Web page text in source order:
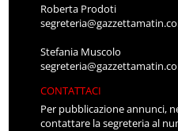
Roberta Prodoti
Stefania Muscolo
CONTATTACI
Per pubblicazione annunci,
contattare la segreteria al